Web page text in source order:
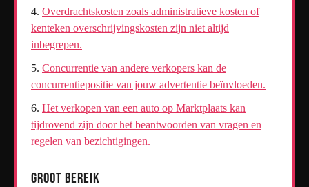
Overdrachtskosten zoals administratieve kosten of
kenteken overschrijvingskosten zijn niet altijd
inbegrepen.
Concurrentie van andere verkopers kan de
concurrentiepositie van jouw advertentie beïnvloeden.
Het verkopen van een auto op Marktplaats kan
tijdrovend zijn door het beantwoorden van vragen en
regelen van bezichtigingen.
Groot bereik